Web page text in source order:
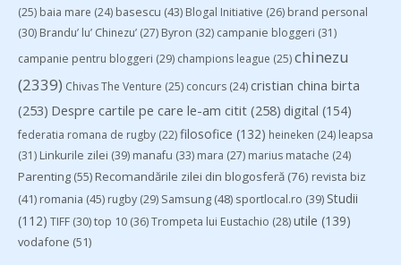
(25) baia mare (24) basescu (43) Blogal Initiative (26) brand personal
(30) Brandu’ lu’ Chinezu’ (27) Byron (32) campanie bloggeri (31)
campanie pentru bloggeri (29) champions league (25)chinezu
(2339) Chivas The Venture (25) concurs (24)cristian china birta
(253) Despre cartile pe care le-am citit (258) digital (154)
federatia romana de rugby (22)filosofice (132) heineken (24) leapsa
(31) Linkurile zilei (39) manafu (33) mara (27) marius matache (24)
Parenting (55) Recomandările zilei din blogosferă (76) revista biz
(41) romania (45) rugby (29) Samsung (48) sportlocal.ro (39) Studii
(112) TIFF (30)top 10 (36)Trompeta lui Eustachio (28)utile (139)
vodafone (51)